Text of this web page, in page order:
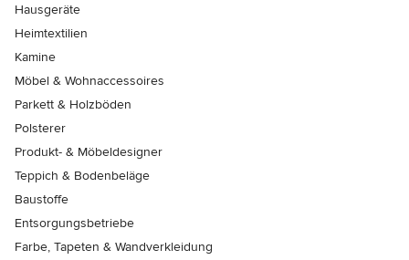
Hausgeräte
Heimtextilien
Kamine
Möbel & Wohnaccessoires
Parkett & Holzböden
Polsterer
Produkt- & Möbeldesigner
Teppich & Bodenbeläge
Baustoffe
Entsorgungsbetriebe
Farbe, Tapeten & Wandverkleidung